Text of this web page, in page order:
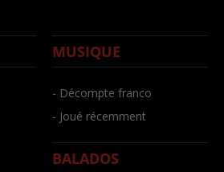
MUSIQUE
- Décompte franco
- Joué récemment
BALADOS